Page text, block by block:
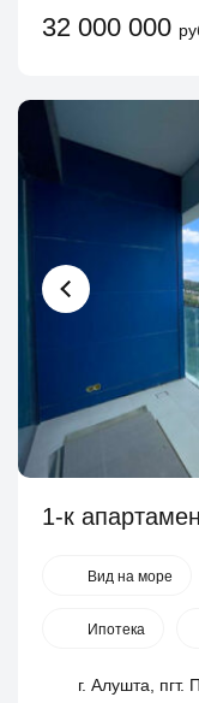
32 000 000
1-к
Вид на море
Ипотека
г. Алушта, пгт.